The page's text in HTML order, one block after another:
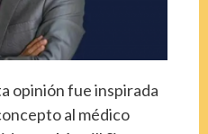
opinión fue inspirada
al médico